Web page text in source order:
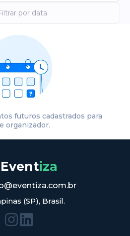
por data
futuros cadastrados para
organizador.
Eventiza
(SP), Brasil.